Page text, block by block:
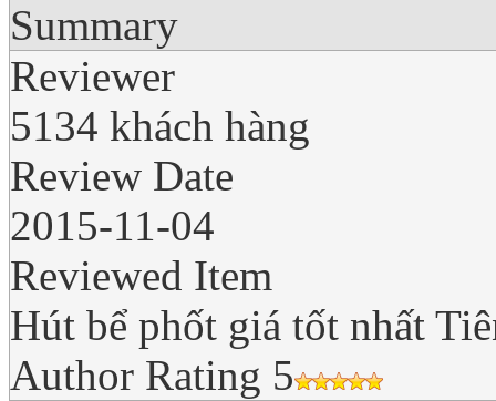
Summary
Reviewer
5134 khách hàng
Review Date
2015-11-04
Reviewed Item
Hút bể phốt giá tốt nhất
Author Rating 5